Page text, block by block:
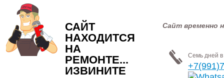
САЙТ
НАХОДИТСЯ
НА
РЕМОНТЕ...
ИЗВИНИТЕ
Сайт временно
Семь дней